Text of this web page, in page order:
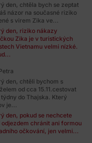
den, chtěla bych se zeptat
názor na současné riziko
s virem Zika ve...
den, riziko nákazy
Zika je v turistických
Vietnamu velmi nízké.
den, chtěli bychom s
od cca 15.11.cestovat
týdny do Thajska. Který
je...
den, pokud se nechcete
odjezdem chránit ani formou
očkování, jen velmi...